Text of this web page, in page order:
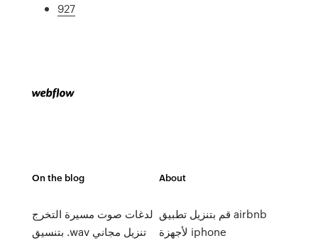
927
On the blog
لدغات صوت مسيرة التخرج
بتنسيق .wav تنزيل مجاني
About
قم بتنزيل تطبيق airbnb
لأجهزة iphone